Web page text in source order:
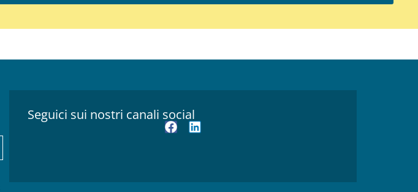
Seguici sui nostri canali social